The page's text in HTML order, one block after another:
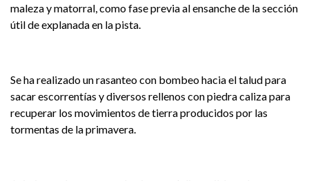
maleza y matorral, como fase previa al ensanche de la sección
útil de explanada en la pista.
Se ha realizado un rasanteo con bombeo hacia el talud para
sacar escorrentías y diversos rellenos con piedra caliza para
recuperar los movimientos de tierra producidos por las
tormentas de la primavera.